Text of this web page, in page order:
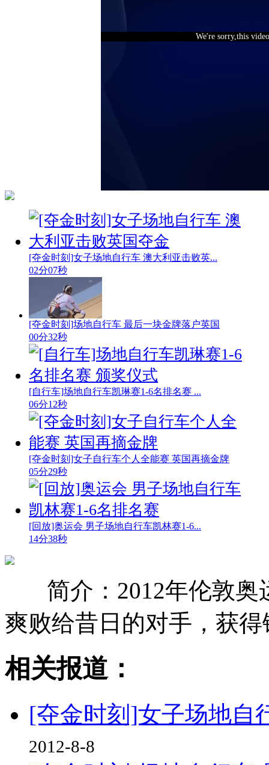
We're sorry,this
[夺金时刻]女子场地自行车 澳大利亚击败英...
02分07秒
[夺金时刻]场地自行车 最后一块金牌落户英国
00分32秒
[自行车]场地自行车凯琳赛1-6名排名赛 ...
06分12秒
[夺金时刻]女子自行车个人全能赛 英国再摘金牌
05分29秒
[回放]奥运会 男子场地自行车凯林赛1-6...
14分38秒
简介：2012年伦敦
爽败给昔日的对手，获
相关报道：
[夺金时刻]女子场地自
2012-8-8